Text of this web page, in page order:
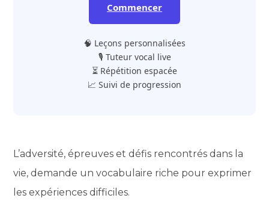
Commencer
🧠 Leçons personnalisées
🎙️ Tuteur vocal live
⏳ Répétition espacée
📈 Suivi de progression
L’adversité, épreuves et défis rencontrés dans la
vie, demande un vocabulaire riche pour exprimer
les expériences difficiles.